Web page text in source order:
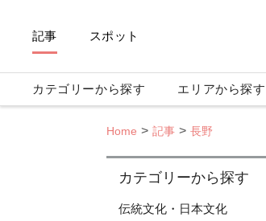
記事 スポット
カテゴリーから探す エリアから探す
Home 記事 長野
カテゴリーから探す
伝統文化・日本文化